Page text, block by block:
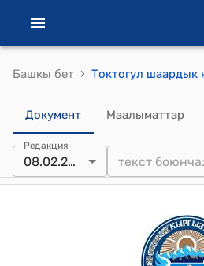
Башкы бет ›
Документ Маалыматтар
Редакция
08.02.2022